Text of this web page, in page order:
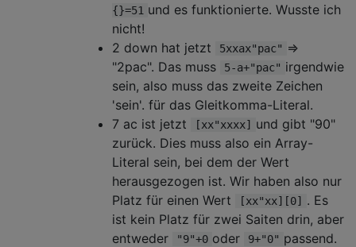
{}=51 und es funktionierte. Wusste ich
nicht!
2 down hat jetzt
5xxax"pac" =>
"2pac". Das muss
5-a+"pac" irgendwie
sein, also muss das zweite Zeichen
'sein'. für das Gleitkomma-Literal.
7 ac ist jetzt
[xx"xxxx]
und gibt "90"
zurück. Dies muss also ein Array-
Literal sein, bei dem der Wert
herausgezogen ist. Wir haben also nur
Platz für einen Wert
[xx"xx][0]
. Es
ist kein Platz für zwei Saiten drin, aber
entweder
"9"+0 oder 9+"0" passend.